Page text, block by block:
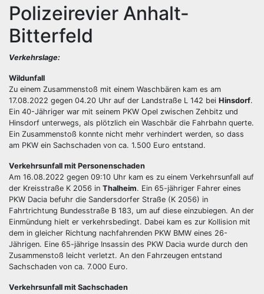
Polizeirevier Anhalt-
Bitterfeld
Verkehrslage:
Wildunfall
Zu einem Zusammenstoß mit einem Waschbären kam es am
17.08.2022 gegen 04.20 Uhr auf der Landstraße L 142 bei Hinsdorf.
Ein 40-Jähriger war mit seinem PKW Opel zwischen Zehbitz und
Hinsdorf unterwegs, als plötzlich ein Waschbär die Fahrbahn querte.
Ein Zusammenstoß konnte nicht mehr verhindert werden, so dass
am PKW ein Sachschaden von ca. 1.500 Euro entstand.
Verkehrsunfall mit Personenschaden
Am 16.08.2022 gegen 09:10 Uhr kam es zu einem Verkehrsunfall auf
der Kreisstraße K 2056 in Thalheim. Ein 65-jähriger Fahrer eines
PKW Dacia befuhr die Sandersdorfer Straße (K 2056) in
Fahrtrichtung Bundesstraße B 183, um auf diese einzubiegen. An der
Einmündung hielt er verkehrsbedingt. Dabei kam es zur Kollision mit
dem in gleicher Richtung nachfahrenden PKW BMW eines 26-
Jährigen. Eine 65-jährige Insassin des PKW Dacia wurde durch den
Zusammenstoß leicht verletzt. An den Fahrzeugen entstand
Sachschaden von ca. 7.000 Euro.
Verkehrsunfall mit Sachschaden